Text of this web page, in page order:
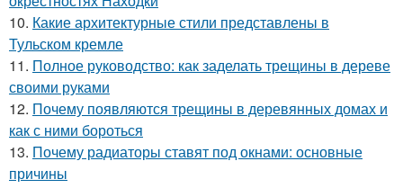
10. Какие архитектурные стили представлены в
Тульском кремле
11. Полное руководство: как заделать трещины в дереве
своими руками
12. Почему появляются трещины в деревянных домах и
как с ними бороться
13. Почему радиаторы ставят под окнами: основные
причины